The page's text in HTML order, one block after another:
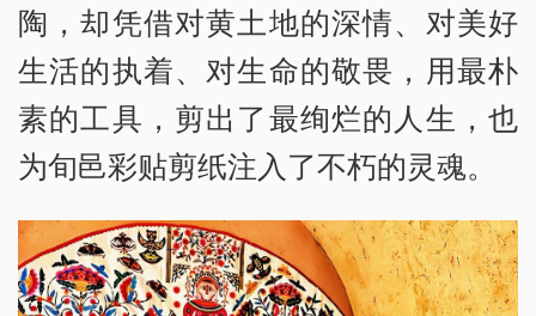
陶，却凭借对黄土地的深情、对美好
生活的执着、对生命的敬畏，用最朴
素的工具，剪出了最绚烂的人生，也
为旬邑彩贴剪纸注入了不朽的灵魂。